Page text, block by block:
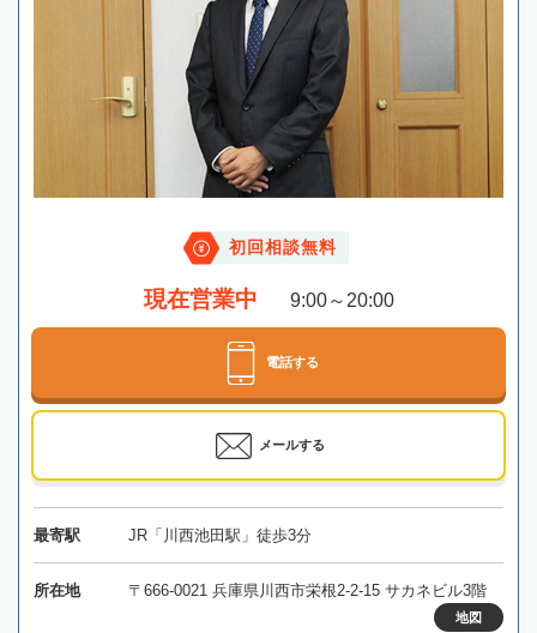
初回相談無料
現在営業中 9:00～20:00
電話する
メールする
最寄駅 JR「川西池田駅」徒歩3分
所在地 〒666-0021 兵庫県川西市栄根2-2-15 サカネビル3階
地図